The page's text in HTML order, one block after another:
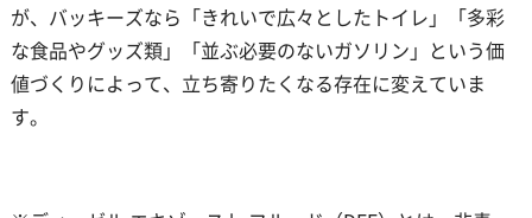
が、バッキーズなら「きれいで広々としたトイレ」「多彩
な食品やグッズ類」「並ぶ必要のないガソリン」という価
値づくりによって、立ち寄りたくなる存在に変えていま
す。